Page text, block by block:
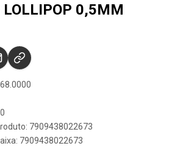
LOLLIPOP 0,5MM
7909438022673
7909438022673